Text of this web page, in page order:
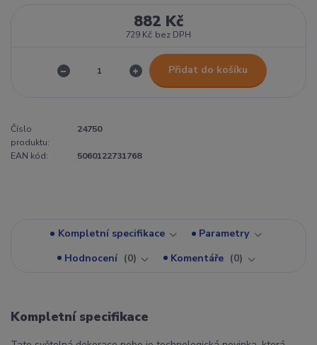
882 Kč
729 Kč bez DPH
Přidat do košíku
Číslo
produktu:
24750
EAN kód: 5060122731768
Kompletní specifikace
Parametry
Hodnocení
0 Komentáře 0
Kompletní specifikace